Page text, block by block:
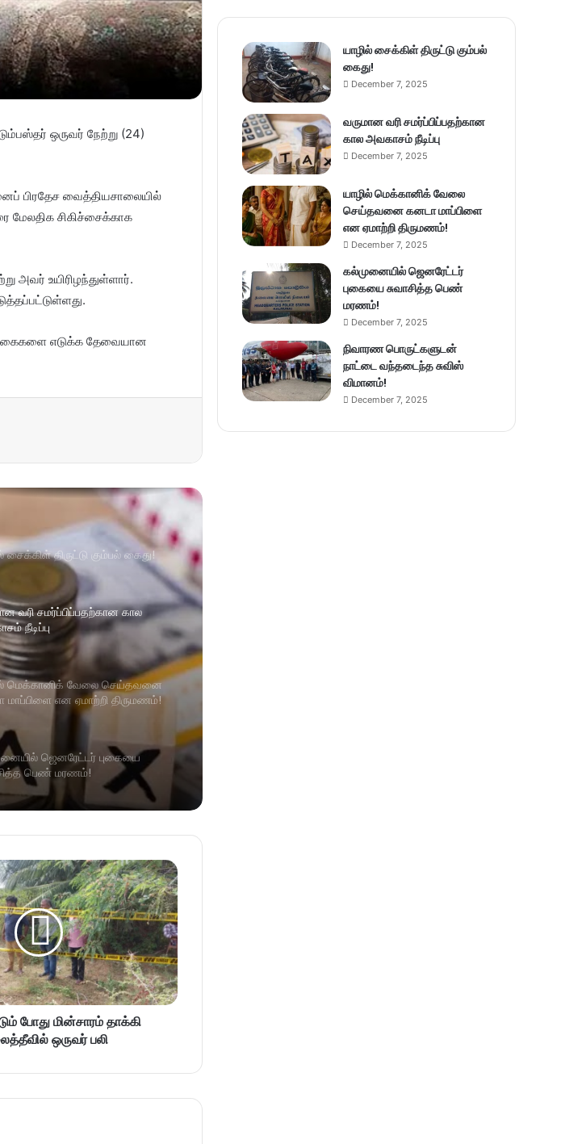
ஒருவர் நேற்று (24)
பிரதேச வைத்தியசாலையில்
சிகிச்சைக்காக
அவர் உயிரிழந்துள்ளார்.
எடுக்க தேவையான
சைக்கிள் திருட்டு கும்பல் கைது!
வரி சமர்ப்பிப்பதற்கான கால
நீடிப்பு
மெக்கானிக் வேலை செய்தவனை
மாப்பிளை என ஏமாற்றி திருமணம்!
ஜெனரேட்டர் புகையை
பெண் மரணம்!
போது மின்சாரம் தாக்கி
ஒருவர் பலி
யாழில் சைக்கிள் திருட்டு கும்பல்
கைது!
December 7, 2025
வருமான வரி சமர்ப்பிப்பதற்கான
கால அவகாசம் நீடிப்பு
December 7, 2025
யாழில் மெக்கானிக் வேலை
செய்தவனை கனடா மாப்பிளை
என ஏமாற்றி திருமணம்!
December 7, 2025
கல்முனையில் ஜெனரேட்டர்
புகையை சுவாசித்த பெண்
மரணம்!
December 7, 2025
நிவாரண பொருட்களுடன்
நாட்டை வந்தடைந்த சுவிஸ்
விமானம்!
December 7, 2025